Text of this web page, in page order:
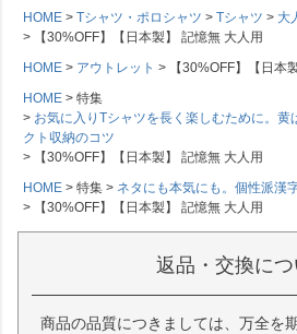
HOME
Tシャツ・ポロシャツ Tシャツ
大
【30%OFF】【日本製】 記憶無 大人用
HOME
アウトレット
【30%OFF】【日本
HOME
特集
お気に入りTシャツを長く楽しむために。
クト収納のコツ
【30%OFF】【日本製】 記憶無 大人用
HOME
特集
ネタにも本気にも。個性派漢
【30%OFF】【日本製】 記憶無 大人用
返品・交換につ
商品の品質につきましては、万全を